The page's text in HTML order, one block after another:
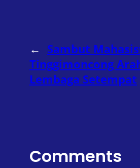
← Sambut
Tinggimoncong
Lembaga Setempat
Comments